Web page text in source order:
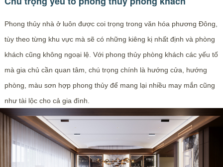
Phong thủy nhà ở luôn được coi trọng trong văn hóa phương Đông,
tùy theo từng khu vực mà sẽ có những kiêng kị nhất định và phòng
khách cũng không ngoại lệ. Với phong thủy phòng khách các yếu tố
mà gia chủ cần quan tâm, chú trọng chính là hướng cửa, hướng
phòng, màu sơn hợp phong thủy để mang lại nhiều may mắn cũng
như tài lộc cho cả gia đình.